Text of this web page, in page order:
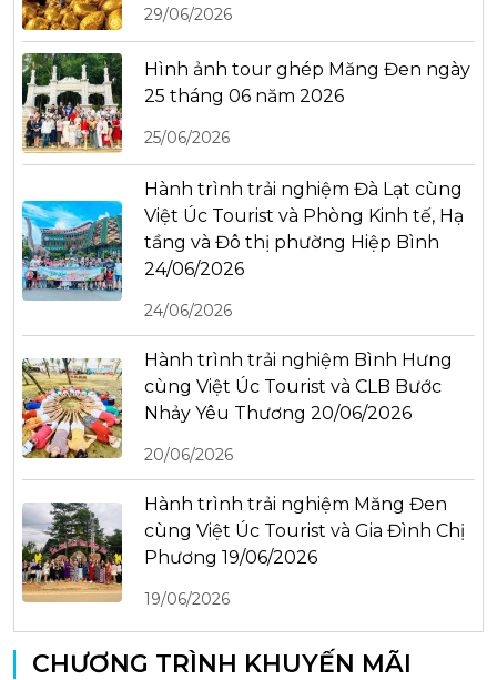
29/06/2026
Hình ảnh tour ghép Măng Đen ngày
25 tháng 06 năm 2026
25/06/2026
Hành trình trải nghiệm Đà Lạt cùng
Việt Úc Tourist và Phòng Kinh tế, Hạ
tầng và Đô thị phường Hiệp Bình
24/06/2026
24/06/2026
Hành trình trải nghiệm Bình Hưng
cùng Việt Úc Tourist và CLB Bước
Nhảy Yêu Thương 20/06/2026
20/06/2026
Hành trình trải nghiệm Măng Đen
cùng Việt Úc Tourist và Gia Đình Chị
Phương 19/06/2026
19/06/2026
CHƯƠNG TRÌNH KHUYẾN MÃI